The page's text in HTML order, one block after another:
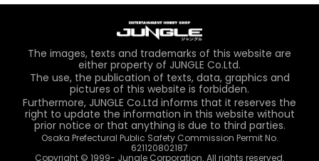
The images, texts and trademarks of this website are
either property of JUNGLE Co.Ltd.
The use, the publication of texts, data, graphics and
pictures of this website is forbidden.
Furthermore, JUNGLE Co.Ltd informs that it reserves the
right to update the information in this website without
prior notice or that anything is due to third parties.
Osaka Prefectural Public Safety Commission Permit No.
621120802187
Copyright © 1999- Jungle Corporation. All rights reserved.